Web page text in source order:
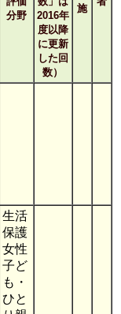
分野
2016年
度以降
に更新
した回
数）
施
生活
保護
女性
子ど
も・
ひと